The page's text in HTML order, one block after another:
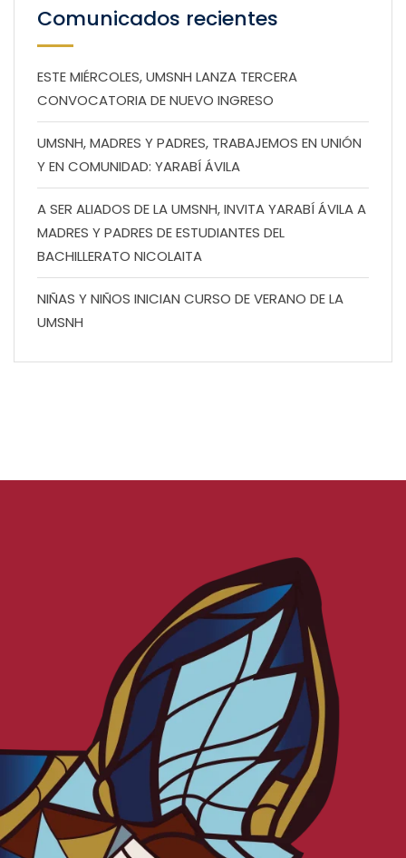
Comunicados recientes
ESTE MIÉRCOLES, UMSNH LANZA TERCERA
CONVOCATORIA DE NUEVO INGRESO
UMSNH, MADRES Y PADRES, TRABAJEMOS EN UNIÓN
Y EN COMUNIDAD: YARABÍ ÁVILA
A SER ALIADOS DE LA UMSNH, INVITA YARABÍ ÁVILA A
MADRES Y PADRES DE ESTUDIANTES DEL
BACHILLERATO NICOLAITA
NIÑAS Y NIÑOS INICIAN CURSO DE VERANO DE LA
UMSNH